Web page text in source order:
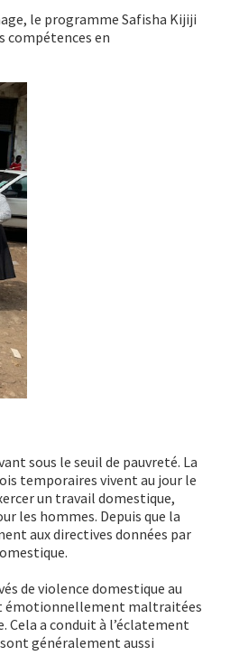
le programme Safisha Kijiji
compétences en
sous le seuil de pauvreté. La
temporaires vivent au jour le
un travail domestique,
les hommes. Depuis que la
aux directives données par
de violence domestique au
émotionnellement maltraitées
Cela a conduit à l’éclatement
généralement aussi